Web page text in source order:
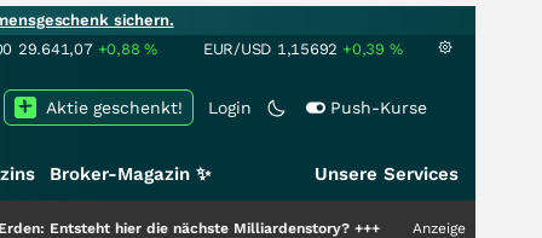
sichern.
29.641,07 +0,88% EUR/USD 1,15692 +0,39 %
Login Push-Kurse
Aktie geschenkt!
Broker-Magazin ✨ Unsere Services
hier die nächste Milliardenstory?+++ Anzeige